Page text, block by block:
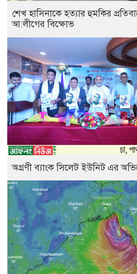
শেখ হাসিনাকে হত্যার হুমকির
আ:লীগের বিক্ষোভ
অগ্রণী ব্যাংক সিলেট ইউনিট এর